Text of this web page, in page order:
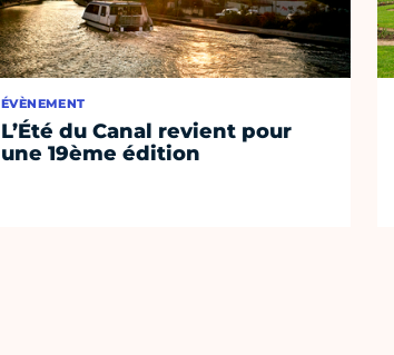
ÉVÈNEMENT
L’Été du Canal revient pour
une 19ème édition